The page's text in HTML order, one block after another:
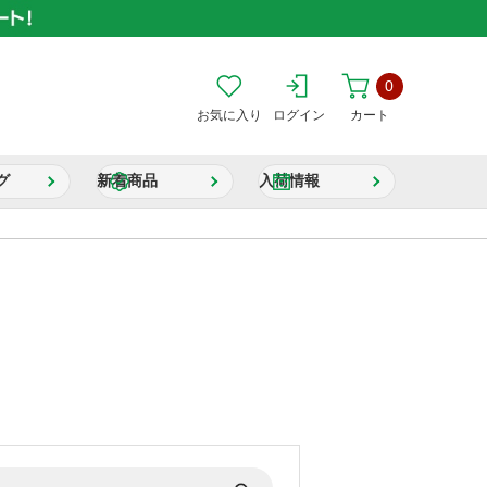
お気に入り ログイン カート
0
新着商品 入荷情報